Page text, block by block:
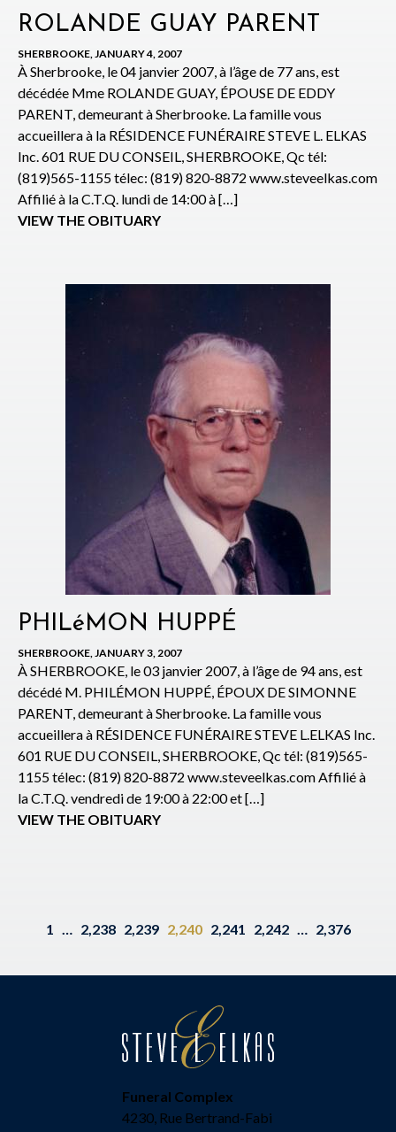
ROLANDE GUAY PARENT
SHERBROOKE, JANUARY 4, 2007
À Sherbrooke, le 04 janvier 2007, à l’âge de 77 ans, est
décédée Mme ROLANDE GUAY, ÉPOUSE DE EDDY
PARENT, demeurant à Sherbrooke. La famille vous
accueillera à la RÉSIDENCE FUNÉRAIRE STEVE L. ELKAS
Inc. 601 RUE DU CONSEIL, SHERBROOKE, Qc tél:
(819)565-1155 télec: (819) 820-8872 www.steveelkas.com
Affilié à la C.T.Q. lundi de 14:00 à […]
VIEW THE OBITUARY
PHILéMON HUPPÉ
SHERBROOKE, JANUARY 3, 2007
À SHERBROOKE, le 03 janvier 2007, à l’âge de 94 ans, est
décédé M. PHILÉMON HUPPÉ, ÉPOUX DE SIMONNE
PARENT, demeurant à Sherbrooke. La famille vous
accueillera à RÉSIDENCE FUNÉRAIRE STEVE L.ELKAS Inc.
601 RUE DU CONSEIL, SHERBROOKE, Qc tél: (819)565-
1155 télec: (819) 820-8872 www.steveelkas.com Affilié à
la C.T.Q. vendredi de 19:00 à 22:00 et […]
VIEW THE OBITUARY
1 … 2,238 2,239 2,240 2,241 2,242 … 2,376
Funeral Complex
4230, Rue Bertrand-Fabi